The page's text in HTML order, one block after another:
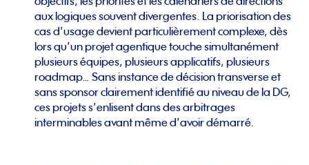
aux logiques souvent divergentes. La priorisation des
cas d’usage devient particulièrement complexe, dès
lors qu’un projet agentique touche simultanément
plusieurs équipes, plusieurs applicatifs, plusieurs
roadmap… Sans instance de décision transverse et
sans sponsor clairement identifié au niveau de la DG,
ces projets s’enlisent dans des arbitrages
interminables avant même d’avoir démarré.